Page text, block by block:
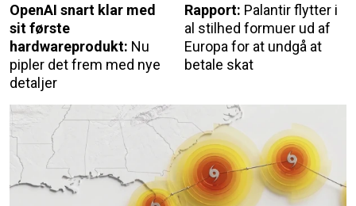
OpenAI snart klar med
sit første
hardwareprodukt: Nu
pipler det frem med nye
detaljer
Rapport: Palantir flytter i
al stilhed formuer ud af
Europa for at undgå at
betale skat